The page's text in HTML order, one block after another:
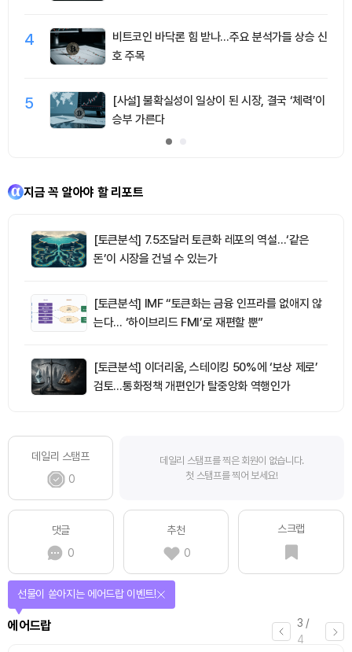
4
비트코인 바닥론 힘 받나…주요 분석가들 상승 신
호 주목
5
[사설] 불확실성이 일상이 된 시장, 결국 ‘체력’이
승부 가른다
지금 꼭 알아야 할 리포트
[토큰분석] 7.5조달러 토큰화 레포의 역설…‘같은
돈’이 시장을 건널 수 있는가
[토큰분석] IMF “토큰화는 금융 인프라를 없애지 않
는다… ‘하이브리드 FMI’로 재편할 뿐”
[토큰분석] 이더리움, 스테이킹 50%에 ‘보상 제로’
검토…통화정책 개편인가 탈중앙화 역행인가
데일리 스탬프
0
데일리 스탬프를 찍은 회원이 없습니다.
첫 스탬프를 찍어 보세요!
댓글
0
추천
0
스크랩
3 /
4
에어드랍
선물이 쏟아지는 에어드랍 이벤트!